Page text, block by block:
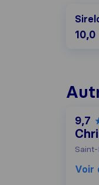
10,0
9,7
Voir